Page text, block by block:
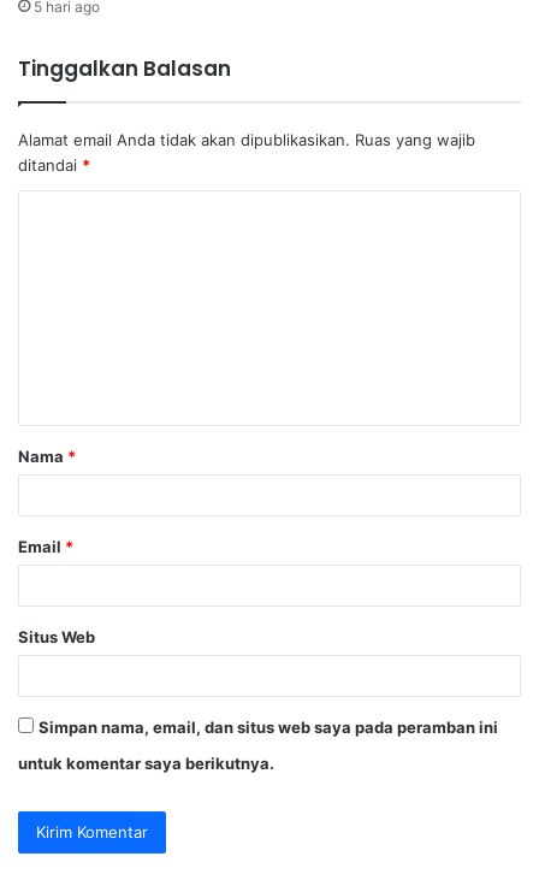
5 hari ago
Tinggalkan Balasan
Alamat email Anda tidak akan dipublikasikan. Ruas yang wajib
ditandai *
a
r
Nama *
Email *
Situs Web
Simpan nama, email, dan situs web saya pada peramban ini
untuk komentar saya berikutnya.